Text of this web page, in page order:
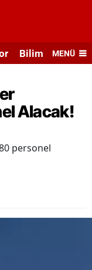
Bilim veMENÜ
Alacak!
personel